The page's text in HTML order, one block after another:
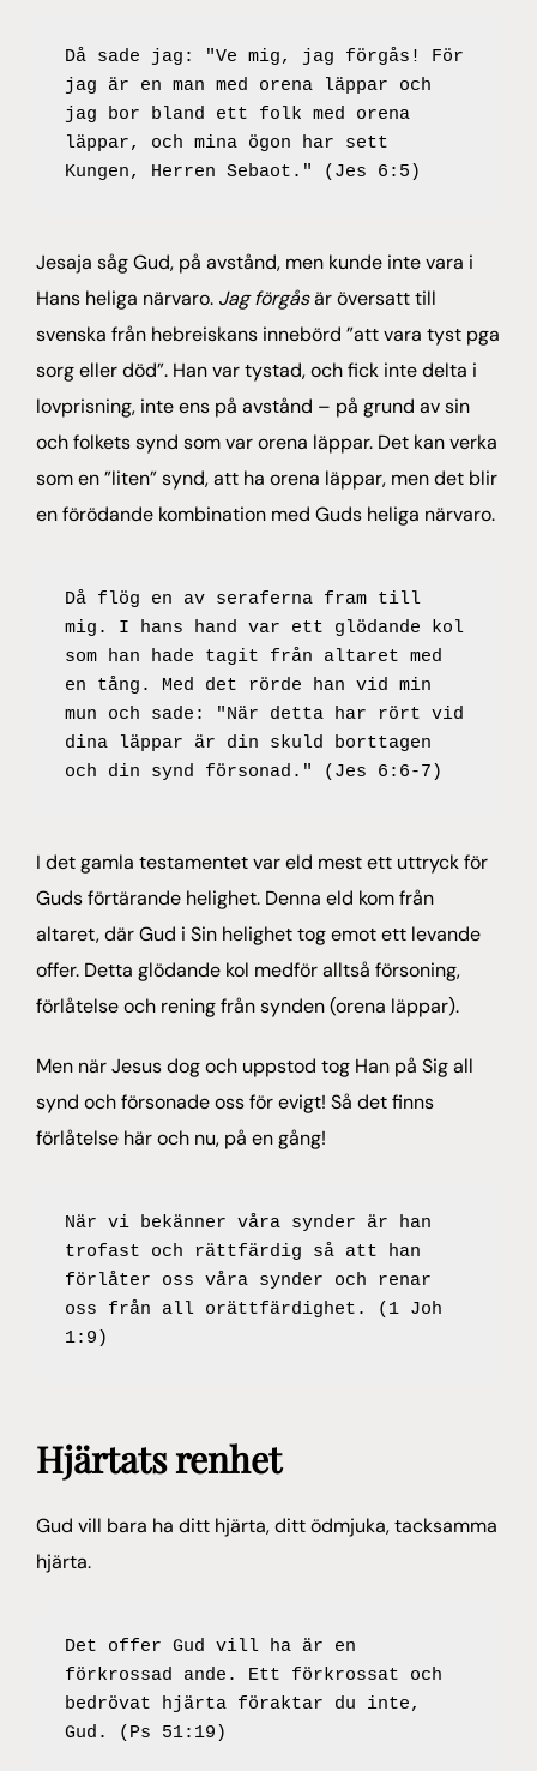
Då sade jag: "Ve mig, jag förgås! För
jag är en man med orena läppar och
jag bor bland ett folk med orena
läppar, och mina ögon har sett
Kungen, Herren Sebaot." (Jes 6:5)
Jesaja såg Gud, på avstånd, men kunde inte vara i
Hans heliga närvaro. Jag förgåsär översatt till
svenska från hebreiskans innebörd ”att vara tyst pga
sorg eller död”. Han var tystad, och fick inte delta i
lovprisning, inte ens på avstånd – på grund av sin
och folkets synd som var orena läppar. Det kan verka
som en ”liten” synd, att ha orena läppar, men det blir
en förödande kombination med Guds heliga närvaro.
Då flög en av seraferna fram till
mig. I hans hand var ett glödande kol
som han hade tagit från altaret med
en tång. Med det rörde han vid min
mun och sade: "När detta har rört vid
dina läppar är din skuld borttagen
och din synd försonad." (Jes 6:6-7)
I det gamla testamentet var eld mest ett uttryck för
Guds förtärande helighet. Denna eld kom från
altaret, där Gud i Sin helighet tog emot ett levande
offer. Detta glödande kol medför alltså försoning,
förlåtelse och rening från synden (orena läppar).
Men när Jesus dog och uppstod tog Han på Sig all
synd och försonade oss för evigt! Så det finns
förlåtelse här och nu, på en gång!
När vi bekänner våra synder är han
trofast och rättfärdig så att han
förlåter oss våra synder och renar
oss från all orättfärdighet. (1 Joh
1:9)
Hjärtats renhet
Gud vill bara ha ditt hjärta, ditt ödmjuka, tacksamma
hjärta.
Det offer Gud vill ha är en
förkrossad ande. Ett förkrossat och
bedrövat hjärta föraktar du inte,
Gud. (Ps 51:19)